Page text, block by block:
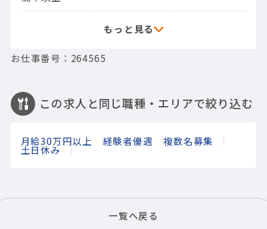
お仕事番号：264565
この求人と同じ職種・エリアで絞り込む
月給30万円以上 経験者優遇 複数名募集
土日休み
一覧へ戻る